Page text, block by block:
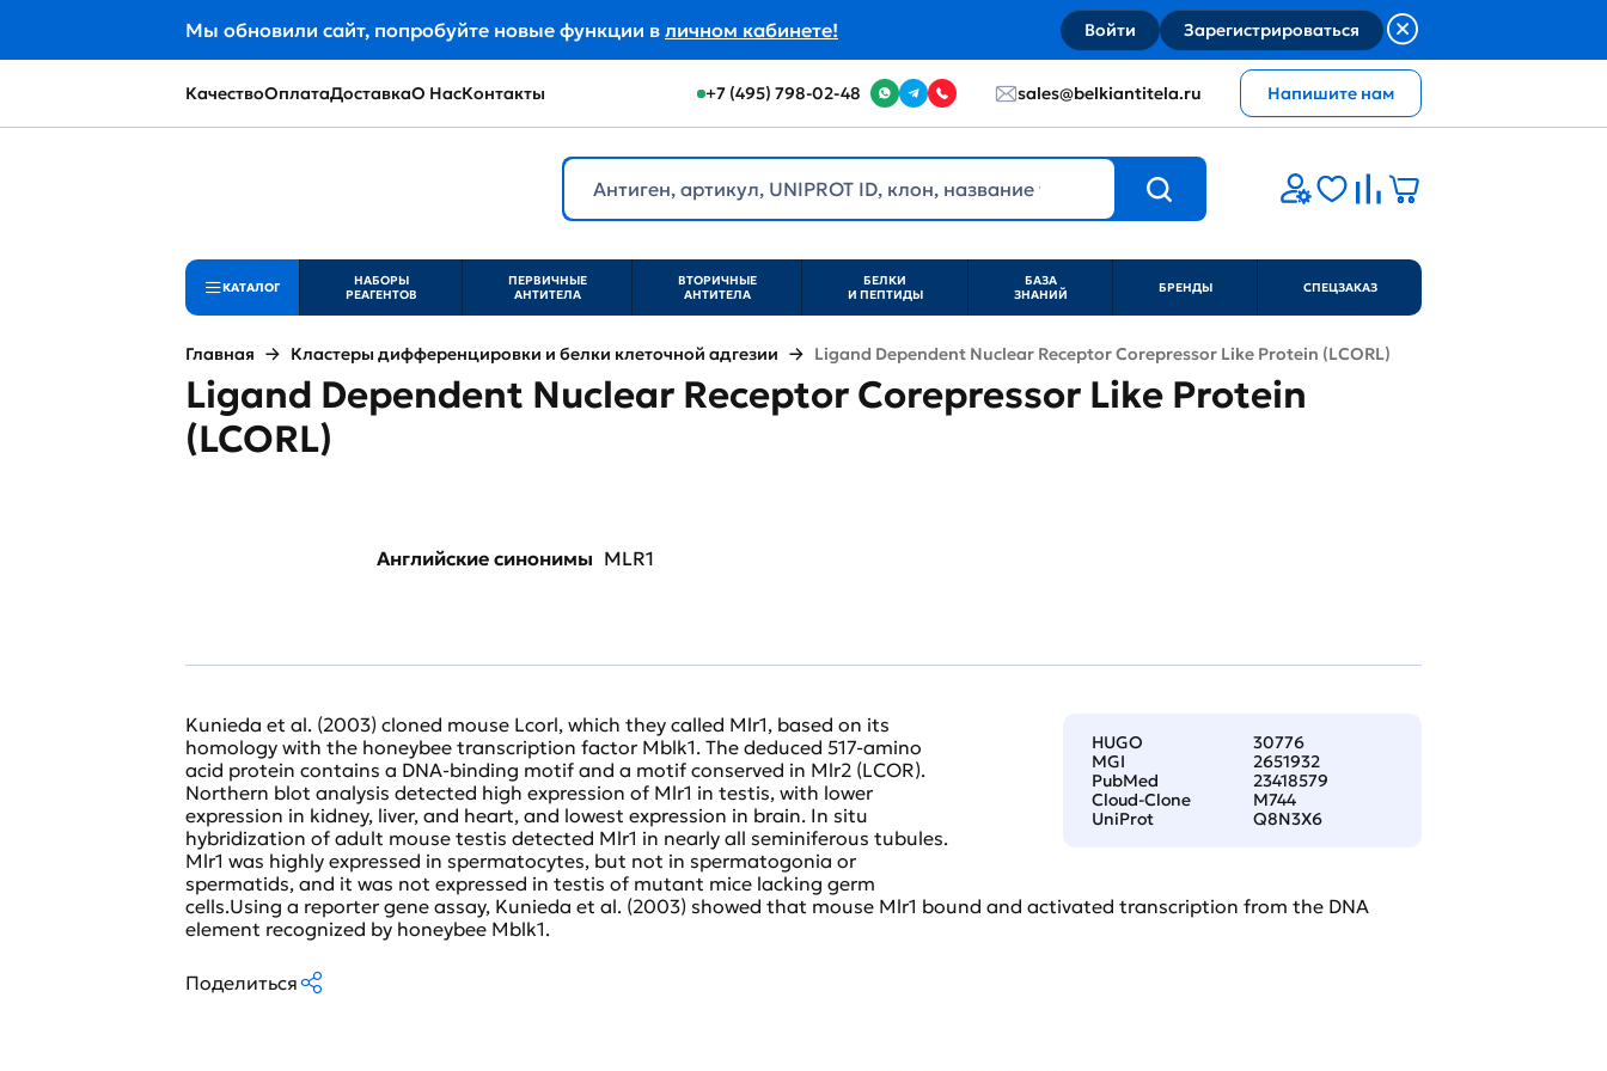
Мы обновили сайт, попробуйте новые функции в личном кабинете! Войти Зарегистрироваться
КачествоОплатаДоставкаО НасКонтакты +7 (495) 798-02-48 sales@belkiantitela.ru Напишите нам
КАТАЛОГ
НАБОРЫ
РЕАГЕНТОВ
ПЕРВИЧНЫЕ
АНТИТЕЛА
ВТОРИЧНЫЕ
АНТИТЕЛА
БЕЛКИ
И ПЕПТИДЫ
БАЗА
ЗНАНИЙ
БРЕНДЫ СПЕЦЗАКАЗ
Главная Кластеры дифференцировки и белки клеточной адгезии Ligand Dependent Nuclear Receptor Corepressor Like Protein (LCORL)
Ligand Dependent Nuclear Receptor Corepressor Like Protein
(LCORL)
Английские синонимы MLR1
HUGO
30776
MGI
2651932
PubMed
23418579
Cloud-Clone
M744
UniProt
Q8N3X6
Kunieda et al. (2003) cloned mouse Lcorl, which they called Mlr1, based on its
homology with the honeybee transcription factor Mblk1. The deduced 517-amino
acid protein contains a DNA-binding motif and a motif conserved in Mlr2 (LCOR).
Northern blot analysis detected high expression of Mlr1 in testis, with lower
expression in kidney, liver, and heart, and lowest expression in brain. In situ
hybridization of adult mouse testis detected Mlr1 in nearly all seminiferous tubules.
Mlr1 was highly expressed in spermatocytes, but not in spermatogonia or
spermatids, and it was not expressed in testis of mutant mice lacking germ
cells.Using a reporter gene assay, Kunieda et al. (2003) showed that mouse Mlr1 bound and activated transcription from the DNA
element recognized by honeybee Mblk1.
Поделиться